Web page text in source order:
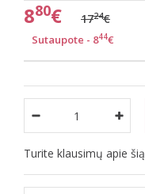
880€ 1724€
Sutaupote - 844€
Turite klausimų apie